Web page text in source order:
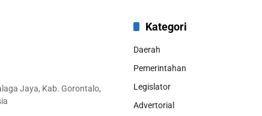
Jaya, Kab. Gorontalo,
Kategori
Daerah
Pemerintahan
Legislator
Advertorial